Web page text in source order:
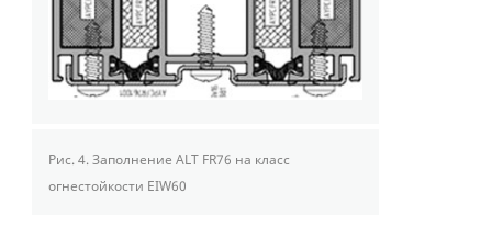
Рис. 4.Заполнение ALT FR76 на класс
огнестойкости EIW60